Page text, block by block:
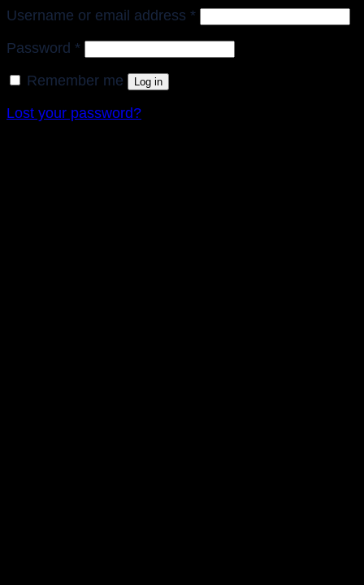
Username or email address *Required
Password *Required
Remember me Log in
Lost your password?